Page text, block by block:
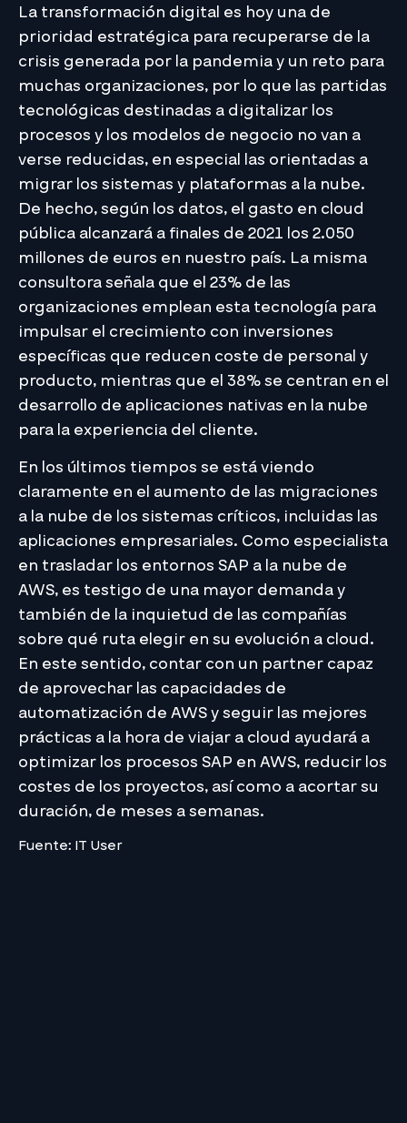
La transformación digital es hoy una de
prioridad estratégica para recuperarse de la
crisis generada por la pandemia y un reto para
muchas organizaciones, por lo que las partidas
tecnológicas destinadas a digitalizar los
procesos y los modelos de negocio no van a
verse reducidas, en especial las orientadas a
migrar los sistemas y plataformas a la nube.
De hecho, según los datos, el gasto en cloud
pública alcanzará a finales de 2021 los 2.050
millones de euros en nuestro país. La misma
consultora señala que el 23% de las
organizaciones emplean esta tecnología para
impulsar el crecimiento con inversiones
específicas que reducen coste de personal y
producto, mientras que el 38% se centran en el
desarrollo de aplicaciones nativas en la nube
para la experiencia del cliente.
En los últimos tiempos se está viendo
claramente en el aumento de las migraciones
a la nube de los sistemas críticos, incluidas las
aplicaciones empresariales. Como especialista
en trasladar los entornos SAP a la nube de
AWS, es testigo de una mayor demanda y
también de la inquietud de las compañías
sobre qué ruta elegir en su evolución a cloud.
En este sentido, contar con un partner capaz
de aprovechar las capacidades de
automatización de AWS y seguir las mejores
prácticas a la hora de viajar a cloud ayudará a
optimizar los procesos SAP en AWS, reducir los
costes de los proyectos, así como a acortar su
duración, de meses a semanas.
Fuente: IT User